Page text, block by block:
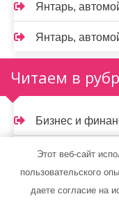
Янтарь,
Янтарь,
Читаем в
Бизнес и
Новости
Этот веб-сайт
пользовательского
даете согласие на